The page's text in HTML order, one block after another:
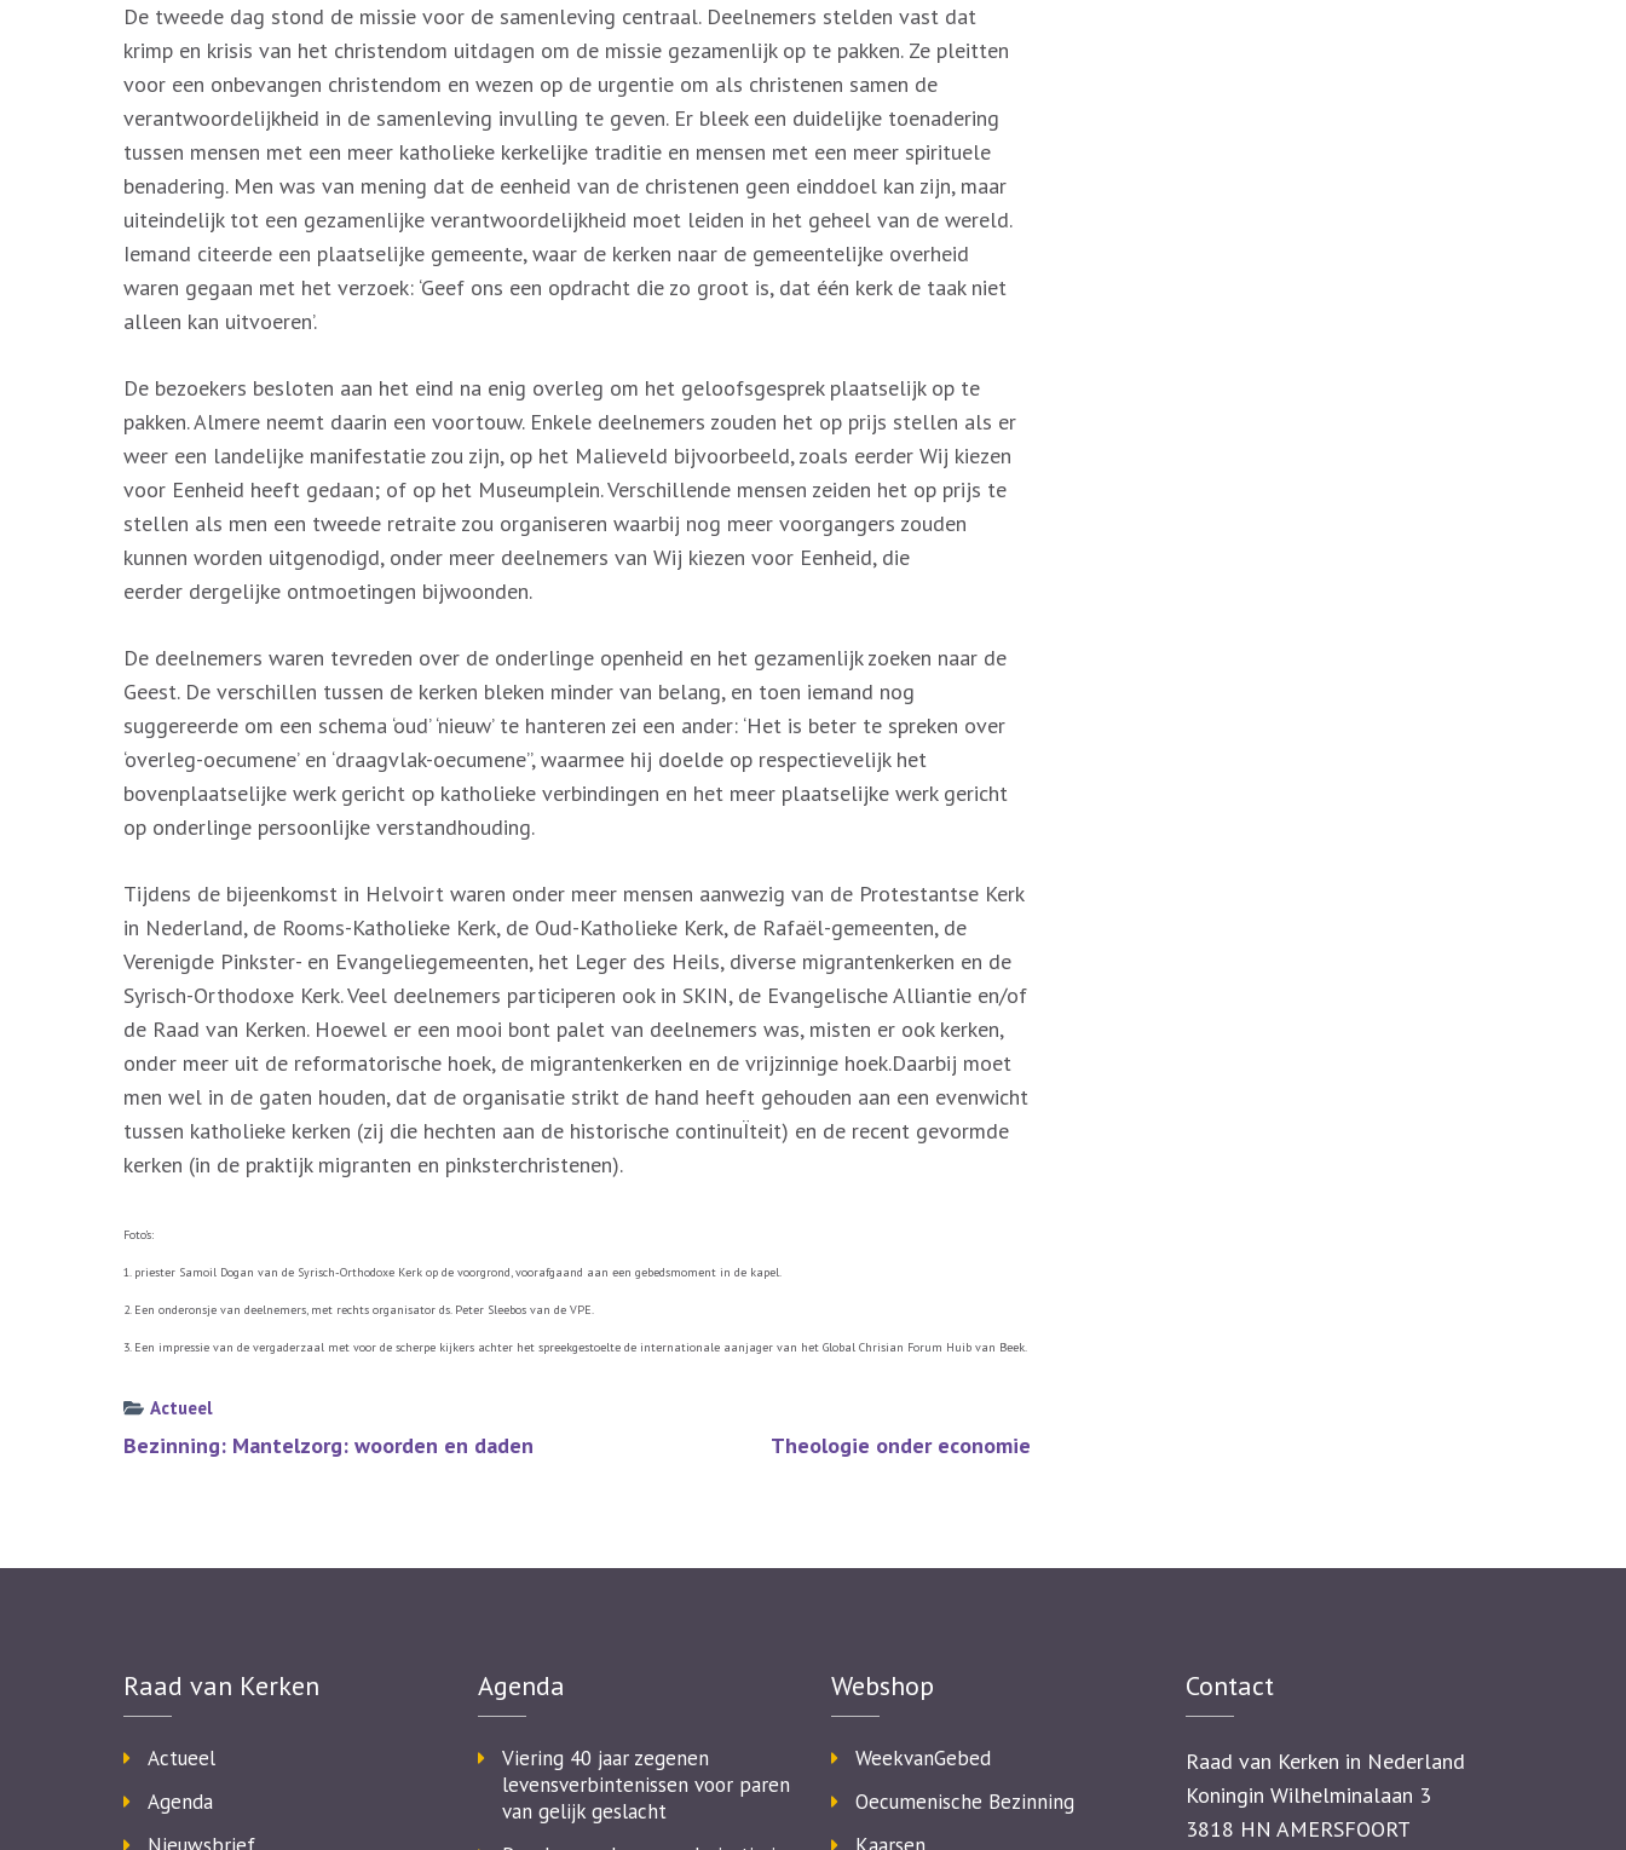
De tweede dag stond de missie voor de samenleving centraal. Deelnemers stelden vast dat
krimp en krisis van het christendom uitdagen om de missie gezamenlijk op te pakken. Ze pleitten
voor een onbevangen christendom en wezen op de urgentie om als christenen samen de
verantwoordelijkheid in de samenleving invulling te geven. Er bleek een duidelijke toenadering
tussen mensen met een meer katholieke kerkelijke traditie en mensen met een meer spirituele
benadering. Men was van mening dat de eenheid van de christenen geen einddoel kan zijn, maar
uiteindelijk tot een gezamenlijke verantwoordelijkheid moet leiden in het geheel van de wereld.
Iemand citeerde een plaatselijke gemeente, waar de kerken naar de gemeentelijke overheid
waren gegaan met het verzoek: ‘Geef ons een opdracht die zo groot is, dat één kerk de taak niet
alleen kan uitvoeren’.
De bezoekers besloten aan het eind na enig overleg om het geloofsgesprek plaatselijk op te
pakken. Almere neemt daarin een voortouw. Enkele deelnemers zouden het op prijs stellen als er
weer een landelijke manifestatie zou zijn, op het Malieveld bijvoorbeeld, zoals eerder Wij kiezen
voor Eenheid heeft gedaan; of op het Museumplein. Verschillende mensen zeiden het op prijs te
stellen als men een tweede retraite zou organiseren waarbij nog meer voorgangers zouden
kunnen worden uitgenodigd, onder meer deelnemers van Wij kiezen voor Eenheid, die
eerder dergelijke ontmoetingen bijwoonden.
De deelnemers waren tevreden over de onderlinge openheid en het gezamenlijk zoeken naar de
Geest. De verschillen tussen de kerken bleken minder van belang, en toen iemand nog
suggereerde om een schema ‘oud’ ‘nieuw’ te hanteren zei een ander: ‘Het is beter te spreken over
‘overleg-oecumene’ en ‘draagvlak-oecumene’’, waarmee hij doelde op respectievelijk het
bovenplaatselijke werk gericht op katholieke verbindingen en het meer plaatselijke werk gericht
op onderlinge persoonlijke verstandhouding.
Tijdens de bijeenkomst in Helvoirt waren onder meer mensen aanwezig van de Protestantse Kerk
in Nederland, de Rooms-Katholieke Kerk, de Oud-Katholieke Kerk, de Rafaël-gemeenten, de
Verenigde Pinkster- en Evangeliegemeenten, het Leger des Heils, diverse migrantenkerken en de
Syrisch-Orthodoxe Kerk. Veel deelnemers participeren ook in SKIN, de Evangelische Alliantie en/of
de Raad van Kerken. Hoewel er een mooi bont palet van deelnemers was, misten er ook kerken,
onder meer uit de reformatorische hoek, de migrantenkerken en de vrijzinnige hoek.Daarbij moet
men wel in de gaten houden, dat de organisatie strikt de hand heeft gehouden aan een evenwicht
tussen katholieke kerken (zij die hechten aan de historische continuÏteit) en de recent gevormde
kerken (in de praktijk migranten en pinksterchristenen).
Foto’s:
1. priester Samoil Dogan van de Syrisch-Orthodoxe Kerk op de voorgrond, voorafgaand aan een gebedsmoment in de kapel.
2. Een onderonsje van deelnemers, met rechts organisator ds. Peter Sleebos van de VPE.
3. Een impressie van de vergaderzaal met voor de scherpe kijkers achter het spreekgestoelte de internationale aanjager van het Global Chrisian Forum Huib van Beek.
Actueel
Bericht
Bezinning: Mantelzorg: woorden en daden Theologie onder economie
Raad van Kerken
Actueel
Agenda
Agenda
Viering 40 jaar zegenen
levensverbintenissen voor paren
van gelijk geslacht
Webshop
WeekvanGebed
Oecumenische Bezinning
Contact
Raad van Kerken in Nederland
Koningin Wilhelminalaan 3
3818 HN AMERSFOORT